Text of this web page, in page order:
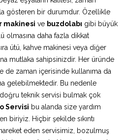
gösteren bir durumdur. Özellikle
makinesi ve buzdolabı gibi büyük
olmasına daha fazla dikkat
ütü, kahve makinesi veya diğer
mutlaka sahipsinizdir. Her üründe
zaman içerisinde kullanıma da
gelebilmektedir. Bu nedenle
teknik servisi bulmak çok
Servisi bu alanda size yardım
biriyiz. Hiçbir şekilde sıkıntı
eden servisimiz, bozulmuş